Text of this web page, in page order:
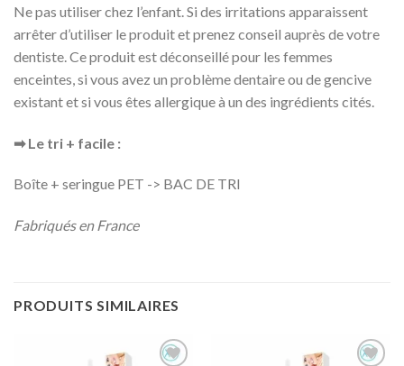
Ne pas utiliser chez l’enfant. Si des irritations apparaissent
arrêter d’utiliser le produit et prenez conseil auprès de votre
dentiste. Ce produit est déconseillé pour les femmes
enceintes, si vous avez un problème dentaire ou de gencive
existant et si vous êtes allergique à un des ingrédients cités.
➡ Le tri + facile :
Boîte + seringue PET -> BAC DE TRI
Fabriqués en France
PRODUITS SIMILAIRES